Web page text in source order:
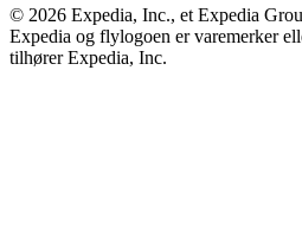
© 2026 Expedia, Inc., et Expedia
Expedia og flylogoen er varemerker
tilhører Expedia, Inc.